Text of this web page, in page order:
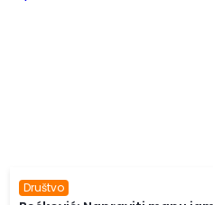
Društvo